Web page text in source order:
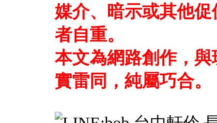
媒介、暗示或其他
者自重。
本文為網路創作，
實雷同，純屬巧合。